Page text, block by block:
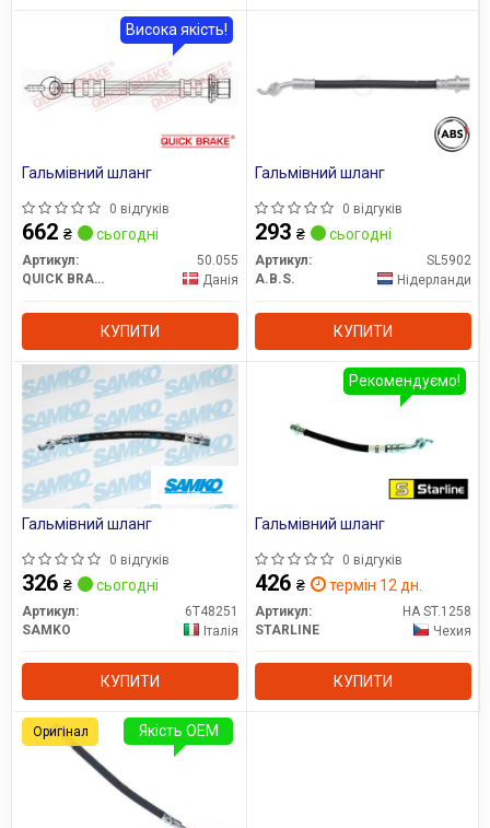
Гальмівний шланг
0 відгуків
662 ₴ сьогодні
Артикул:
50.055
QUICK BRAKE
Данія
КУПИТИ
Висока якість!
Гальмівний шланг
0 відгуків
293 ₴ сьогодні
Артикул:
SL5902
A.B.S.
Нідерланди
КУПИТИ
Гальмівний шланг
0 відгуків
326 ₴ сьогодні
Артикул:
6T48251
SAMKO
Італія
КУПИТИ
Гальмівний шланг
0 відгуків
426 ₴ термін 12 дн.
Артикул:
HA ST.1258
STARLINE
Чехия
КУПИТИ
Рекомендуємо!
Якість OEM
Оригінал